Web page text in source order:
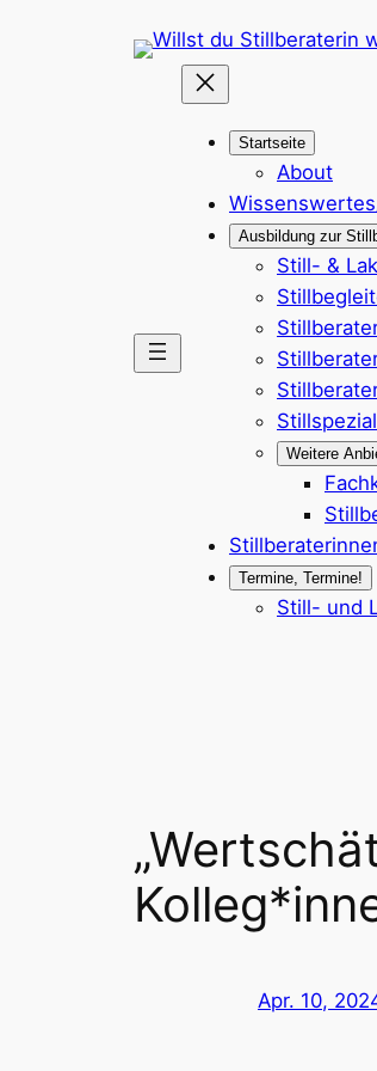
Startseite
About
Ausbildung zur
Still- &
Weitere
Termine, Termine!
Still- und
Apr. 10,